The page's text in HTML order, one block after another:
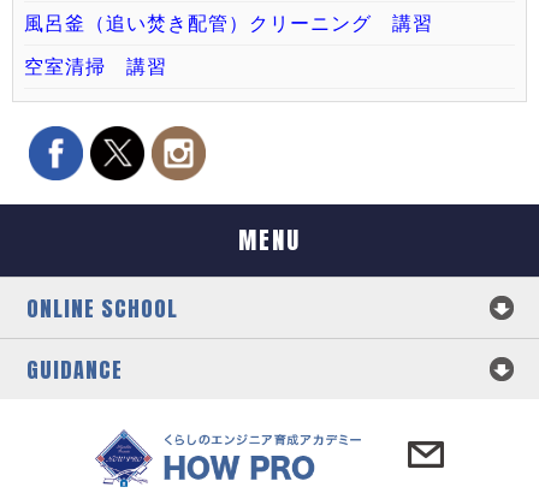
風呂釜（追い焚き配管）クリーニング 講習
空室清掃 講習
MENU
ONLINE SCHOOL
GUIDANCE